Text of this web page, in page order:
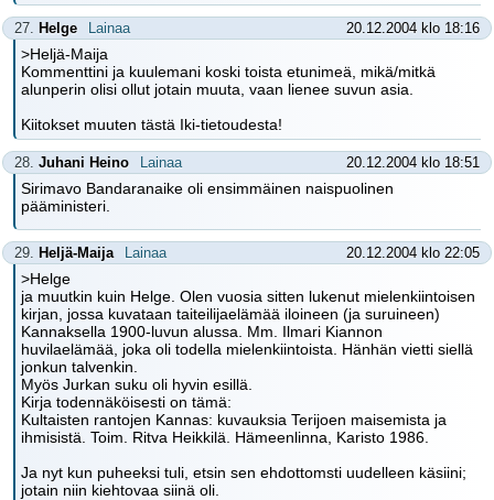
27. Helge Lainaa 20.12.2004 klo 18:16
>Heljä-Maija
Kommenttini ja kuulemani koski toista etunimeä, mikä/mitkä
alunperin olisi ollut jotain muuta, vaan lienee suvun asia.
Kiitokset muuten tästä Iki-tietoudesta!
28. Juhani Heino Lainaa 20.12.2004 klo 18:51
Sirimavo Bandaranaike oli ensimmäinen naispuolinen
pääministeri.
29. Heljä-Maija Lainaa 20.12.2004 klo 22:05
>Helge
ja muutkin kuin Helge. Olen vuosia sitten lukenut mielenkiintoisen
kirjan, jossa kuvataan taiteilijaelämää iloineen (ja suruineen)
Kannaksella 1900-luvun alussa. Mm. Ilmari Kiannon
huvilaelämää, joka oli todella mielenkiintoista. Hänhän vietti siellä
jonkun talvenkin.
Myös Jurkan suku oli hyvin esillä.
Kirja todennäköisesti on tämä:
Kultaisten rantojen Kannas: kuvauksia Terijoen maisemista ja
ihmisistä. Toim. Ritva Heikkilä. Hämeenlinna, Karisto 1986.
Ja nyt kun puheeksi tuli, etsin sen ehdottomsti uudelleen käsiini;
jotain niin kiehtovaa siinä oli.